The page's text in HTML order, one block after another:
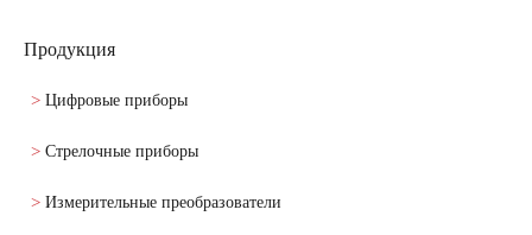
Продукция
Цифровые приборы
Стрелочные приборы
Измерительные преобразователи